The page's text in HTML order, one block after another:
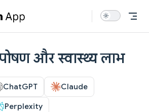
और स्वास्थ्य लाभ
ChatGPT Claude
Perplexity